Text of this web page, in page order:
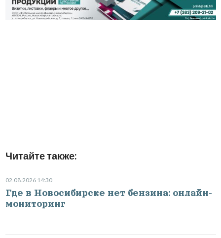
Читайте также:
02.08.2026 14:30
Где в Новосибирске нет бензина: онлайн-
мониторинг